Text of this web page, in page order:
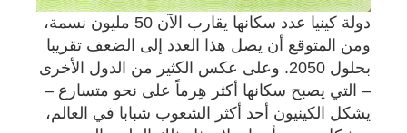
دولة كينيا عدد سكانها يقارب الآن 50 مليون نسمة،
ومن المتوقع أن يصل هذا العدد إلى الضعف تقريبا
بحلول 2050. وعلى عكس الكثير من الدول الأخرى
– التي يصبح سكانها أكثر هِرماً على نحو متسارع –
يشكل الكينيون أحد أكثر الشعوب شبابا في العالم،